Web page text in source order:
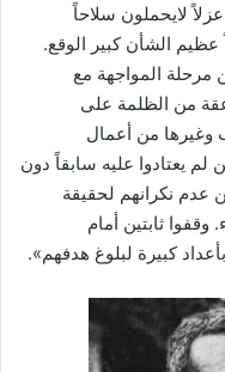
لايحملون سلاحاً
الشأن كبير الوقع.
المواجهة مع
من الظلمة على
وغيرها من أعمال
يعتادوا عليه سابقاً دون
عدم نكرانهم لحقيقة
ثابتين أمام
كبيرة لبلوغ هدفهم».